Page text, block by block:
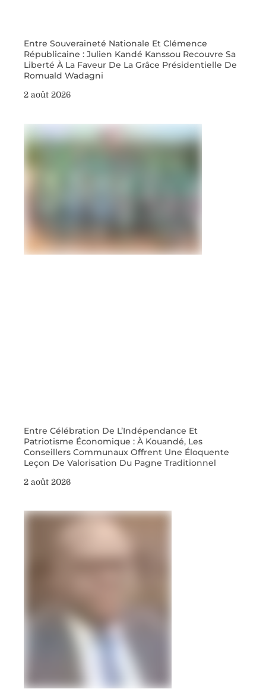
Entre Souveraineté Nationale Et Clémence
Républicaine : Julien Kandé Kanssou Recouvre Sa
Liberté À La Faveur De La Grâce Présidentielle De
Romuald Wadagni
2 août 2026
Entre Célébration De L’Indépendance Et
Patriotisme Économique : À Kouandé, Les
Conseillers Communaux Offrent Une Éloquente
Leçon De Valorisation Du Pagne Traditionnel
2 août 2026